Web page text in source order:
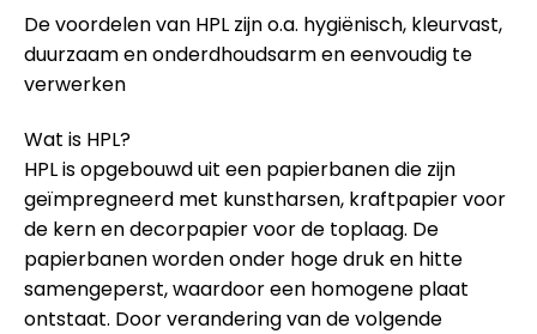
De voordelen van HPL zijn o.a. hygiënisch, kleurvast,
duurzaam en onderdhoudsarm en eenvoudig te
verwerken
Wat is HPL?
HPL is opgebouwd uit een papierbanen die zijn
geïmpregneerd met kunstharsen, kraftpapier voor
de kern en decorpapier voor de toplaag. De
papierbanen worden onder hoge druk en hitte
samengeperst, waardoor een homogene plaat
ontstaat. Door verandering van de volgende